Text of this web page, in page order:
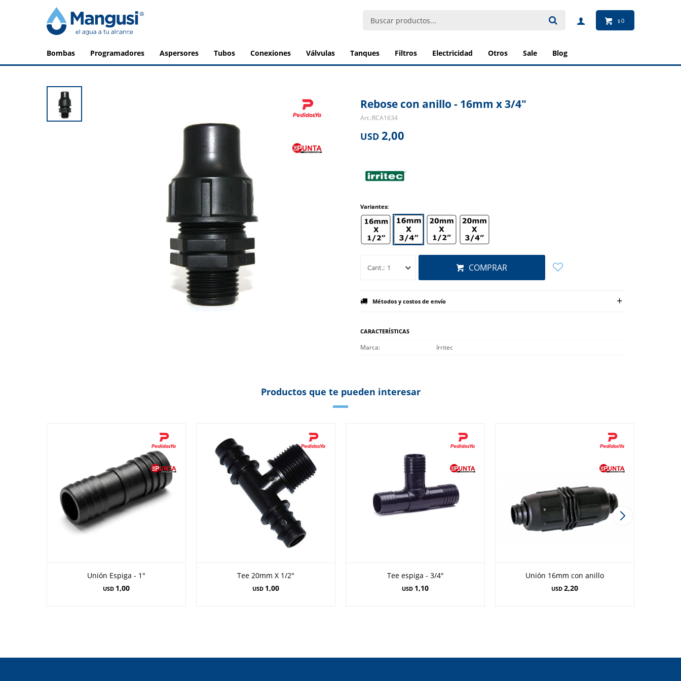
bombas programadores aspersores tubos conexiones válvulas tanques filtros electricidad otros sale blog
$0
Rebose con anillo - 16mm x 3/4"
RCA1634
USD 2,00
Variantes:
1 COMPRAR
Métodos y costos de envío
CARACTERÍSTICAS
Marca Irritec
Productos que te pueden interesar
Unión Espiga - 1"
USD 1,00
Tee 20mm X 1/2"
USD 1,00
Tee espiga - 3/4"
USD 1,10
Unión 16mm con anillo
USD 2,20